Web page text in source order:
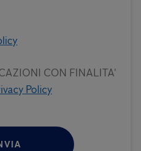
CON FINALITA'
Policy